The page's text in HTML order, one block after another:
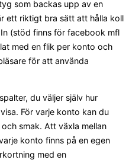
som backas upp av en
ett riktigt bra sätt att hålla koll
(stöd finns för facebook mfl
med en flik per konto och
för att använda
du väljer själv hur
För varje konto kan du
smak. Att växla mellan
konto finns på en egen
med en